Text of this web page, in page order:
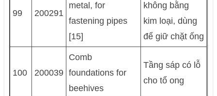
99 200291
metal, for
fastening pipes
[15]
không bằng
kim loại, dùng
để giữ chặt ống
100 200039
Comb
foundations for
beehives
Tầng sáp có lỗ
cho tổ ong